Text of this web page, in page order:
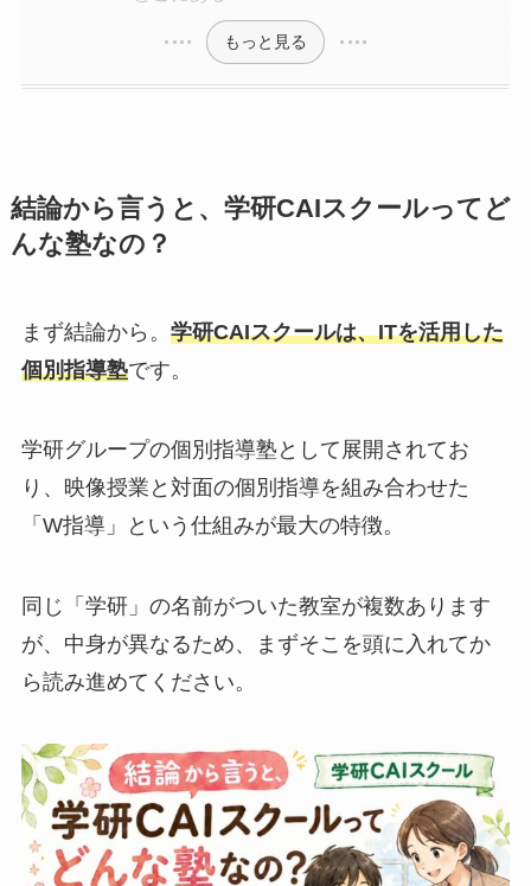
もっと見る
結論から言うと、学研CAIスクールってど
んな塾なの？
まず結論から。 学研CAIスクールは、ITを活用した
個別指導塾です。
学研グループの個別指導塾として展開されてお
り、映像授業と対面の個別指導を組み合わせた
「W指導」という仕組みが最大の特徴。
同じ「学研」の名前がついた教室が複数あります
が、中身が異なるため、まずそこを頭に入れてか
ら読み進めてください。